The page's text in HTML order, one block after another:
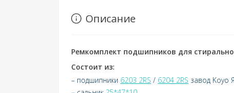
Описание
Ремкомплект подшипников для
Состоит из:
– подшипники 6203 2RS / 6204 2RS завод Koyo